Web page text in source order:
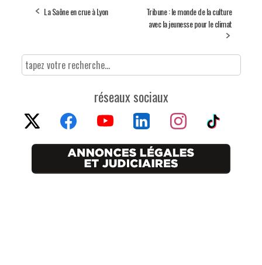
La Saône en crue à Lyon
Tribune : le monde de la culture
avec la jeunesse pour le climat
réseaux sociaux